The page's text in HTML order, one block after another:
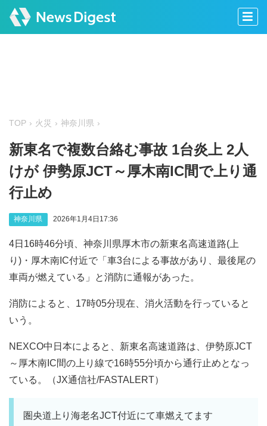
TOP 火災 神奈川県
新東名で複数台絡む事故 1台炎上 2人
けが 伊勢原JCT～厚木南IC間で上り通
行止め
神奈川県 2026年1月4日17:36
4日16時46分頃、神奈川県厚木市の新東名高速道路(上
り)・厚木南IC付近で「車3台による事故があり、最後尾の
車両が燃えている」と消防に通報があった。
消防によると、17時05分現在、消火活動を行っていると
いう。
NEXCO中日本によると、新東名高速道路は、伊勢原JCT
～厚木南IC間の上り線で16時55分頃から通行止めとなっ
ている。（JX通信社/FASTALERT）
圏央道上り海老名JCT付近にて車燃えてます